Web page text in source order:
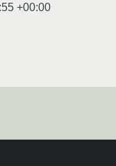
+00:00